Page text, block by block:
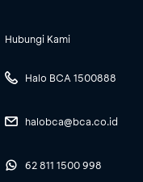
Hubungi Kami
Halo BCA 1500888
halobca@bca.co.id
62 811 1500 998